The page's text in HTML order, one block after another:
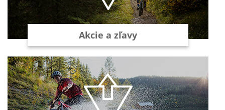
Akcie a zľavy